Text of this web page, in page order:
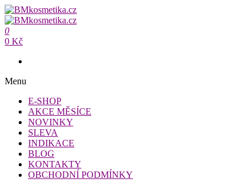
Přeskočit
na
obsah
BMkosmetika.cz
BMkosmetika.cz
0
0 Kč
Menu
E-SHOP
AKCE MĚSÍCE
NOVINKY
SLEVA
INDIKACE
BLOG
KONTAKTY
OBCHODNÍ PODMÍNKY